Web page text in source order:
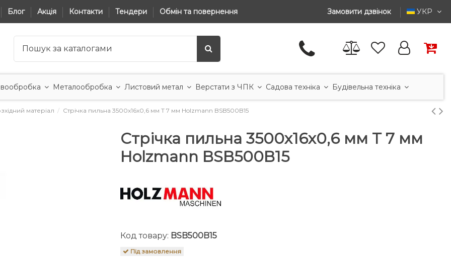
Блог Акція Контакти Тендери Обмін та повернення Замовити дзвінок УКР
Металообробка Листовий метал Верстати з ЧПК Садова техніка Будівельна техніка
матеріал Стрічка пильна 3500x16x0,6 мм T 7 мм Holzmann BSB500B15
Стрічка пильна 3500x16x0,6 мм T 7 мм
Holzmann BSB500B15
Код товару: BSB500B15
Під замовлення